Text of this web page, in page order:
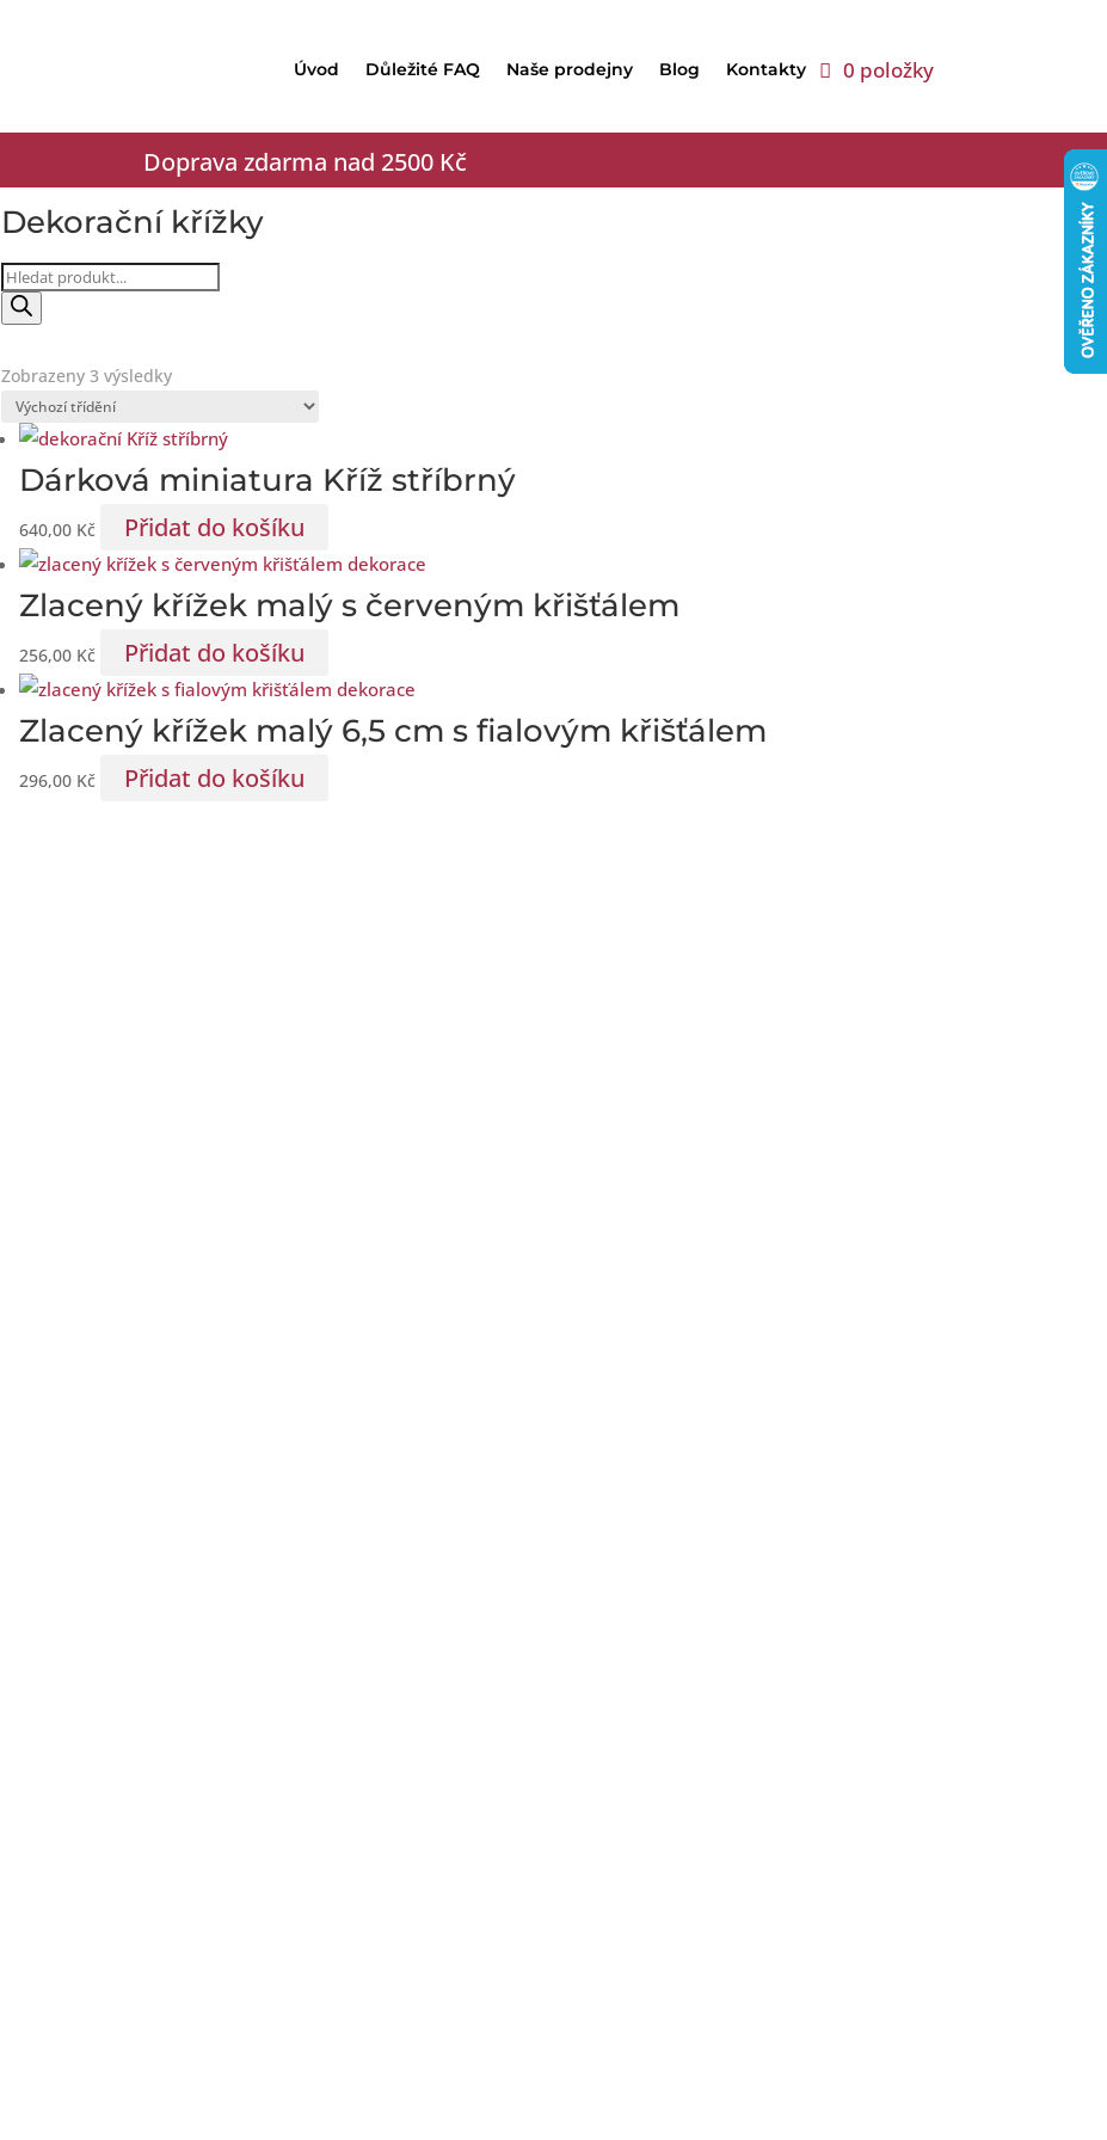
Úvod Důležité FAQ Naše prodejny Blog Kontakty 0 položky
Doprava zdarma nad 2500 Kč
Dekorační křížky
Products
search
Zobrazeny 3 výsledky
Dárková miniatura Kříž stříbrný
640,00 Kč Přidat do košíku
Zlacený křížek malý s červeným křišťálem
256,00 Kč Přidat do košíku
Zlacený křížek malý 6,5 cm s fialovým křišťálem
296,00 Kč Přidat do košíku